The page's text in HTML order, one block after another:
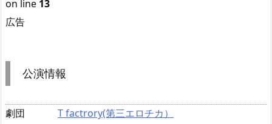
on line 13
広告
公演情報
劇団
T factrory(第三エロチカ）